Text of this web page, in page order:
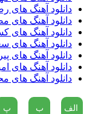
دانلود آهنگ های
دانلود آهنگ های
دانلود آهنگ
دانلود آهنگ های
دانلود آهنگ های
دانلود آهنگ های
دانلود آهنگ های
الف ب پ